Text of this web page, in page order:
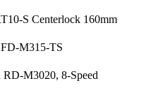
S Centerlock 160mm
M315-TS
RD-M3020, 8-Speed